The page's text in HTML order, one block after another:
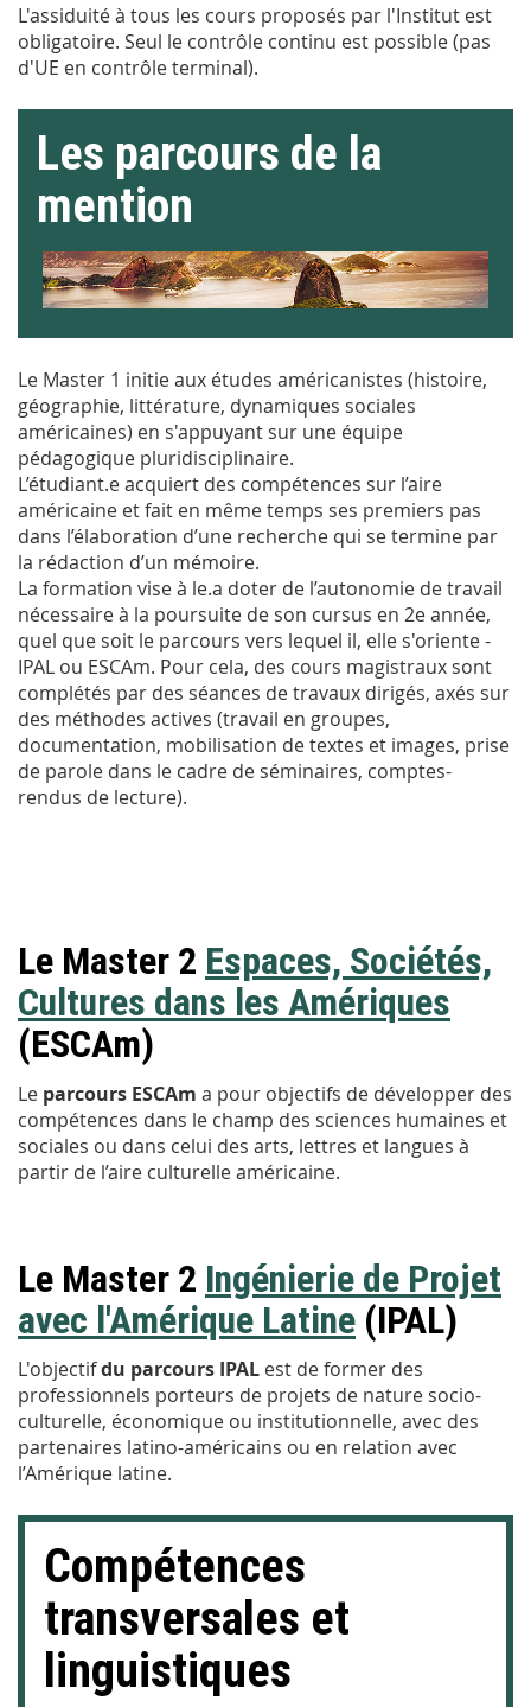
L'assiduité à tous les cours proposés par l'Institut est
obligatoire. Seul le contrôle continu est possible (pas
d'UE en contrôle terminal).
Les parcours de la
mention
Le Master 1 initie aux études américanistes (histoire,
géographie, littérature, dynamiques sociales
américaines) en s'appuyant sur une équipe
pédagogique pluridisciplinaire.
L’étudiant.e acquiert des compétences sur l’aire
américaine et fait en même temps ses premiers pas
dans l’élaboration d’une recherche qui se termine par
la rédaction d’un mémoire.
La formation vise à le.a doter de l’autonomie de travail
nécessaire à la poursuite de son cursus en 2e année,
quel que soit le parcours vers lequel il, elle s'oriente -
IPAL ou ESCAm. Pour cela, des cours magistraux sont
complétés par des séances de travaux dirigés, axés sur
des méthodes actives (travail en groupes,
documentation, mobilisation de textes et images, prise
de parole dans le cadre de séminaires, comptes-
rendus de lecture).
Le Master 2 Espaces, Sociétés,
Cultures dans les Amériques
(ESCAm)
Le parcours ESCAm a pour objectifs de développer des
compétences dans le champ des sciences humaines et
sociales ou dans celui des arts, lettres et langues à
partir de l’aire culturelle américaine.
Le Master 2 Ingénierie de Projet
avec l'Amérique Latine (IPAL)
L'objectifdu parcours IPAL est de former des
professionnels porteurs de projets de nature socio-
culturelle, économique ou institutionnelle, avec des
partenaires latino-américains ou en relation avec
l’Amérique latine.
Compétences
transversales et
linguistiques